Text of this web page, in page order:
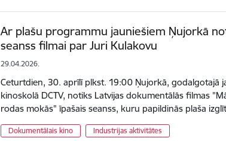
Ar plašu programmu jauniešiem Ņujorkā
seanss filmai par Juri Kulakovu
29.04.2026.
Ceturtdien, 30. aprīlī plkst. 19:00 Ņujorkā, godalgotajā
kinoskolā DCTV, notiks Latvijas dokumentālās filmas
rodas mokās" īpašais seanss, kuru papildinās plaša
Dokumentālais kino Industrijas aktivitātes